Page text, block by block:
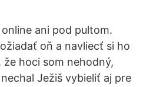
ani pod pultom.
oň a navliecť si ho
hoci som nehodný,
Ježiš vybieliť aj pre